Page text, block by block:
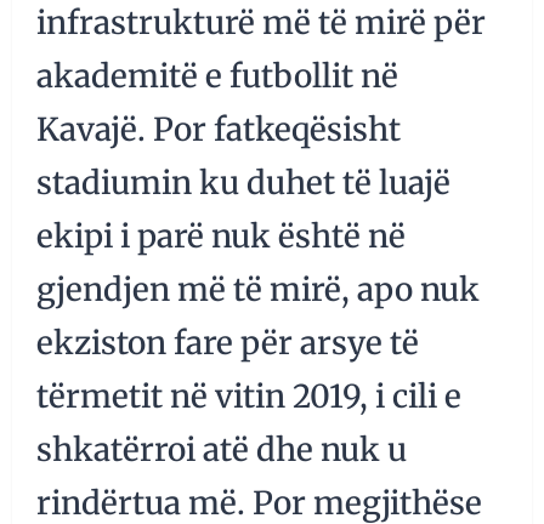
infrastrukturë më të mirë për
akademitë e futbollit në
Kavajë. Por fatkeqësisht
stadiumin ku duhet të luajë
ekipi i parë nuk është në
gjendjen më të mirë, apo nuk
ekziston fare për arsye të
tërmetit në vitin 2019, i cili e
shkatërroi atë dhe nuk u
rindërtua më. Por megjithëse